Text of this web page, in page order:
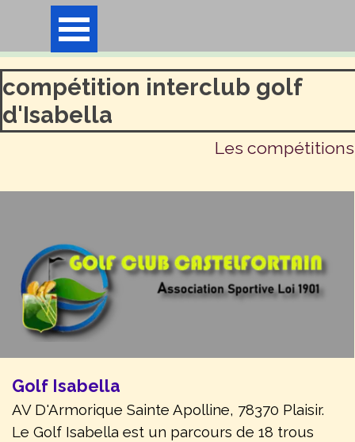
Aller au contenu
compétition interclub golf
d'Isabella
Les compétitions
Golf Isabella
AV D'Armorique Sainte Apolline, 78370 Plaisir.
Le Golf Isabella est un parcours de 18 trous